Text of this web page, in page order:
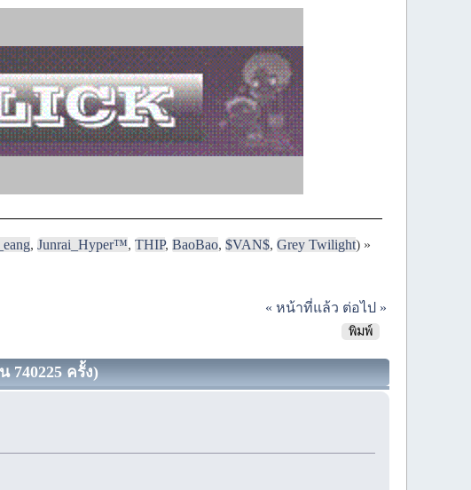
,Junrai_Hyper™,THIP,BaoBao,$VAN$,Grey Twilight) »
« หน้าที่แล้ว ต่อไป »
พิมพ์
740225 ครั้ง)